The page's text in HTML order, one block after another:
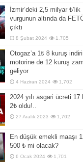
İzmir’deki 2,5 milyar ₺’lik
vurgunun altında da
çıktı
8 Şubat 2024 1,705
Otogaz’a 1₺ 8 kuruş
motorine de 12 kuruş zam
geliyor
4 Haziran 2024 1,702
2024 yılı asgari ücreti 17
2₺ oldu!..
27 Aralık 2023 1,702
En düşük emekli maaşı
500 ₺ mi olacak?
6 Ocak 2024 1,701